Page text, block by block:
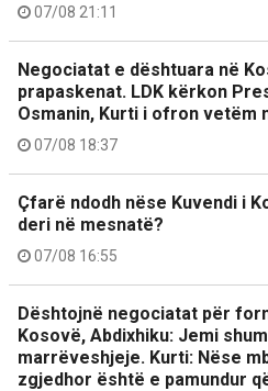
07/08 21:11
Negociatat e dështuara në
prapaskenat. LDK kërkon
Osmanin, Kurti i ofron vetëm
07/08 18:37
Çfarë ndodh nëse Kuvendi i
deri në mesnatë?
07/08 16:55
Dështojnë negociatat për
Kosovë, Abdixhiku: Jemi
marrëveshjeje. Kurti: Nëse
zgjedhor është e pamundur